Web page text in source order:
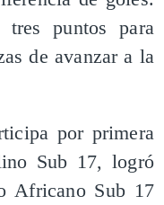
puntos para
de avanzar a la
por primera
Sub 17, logró
Africano Sub 17